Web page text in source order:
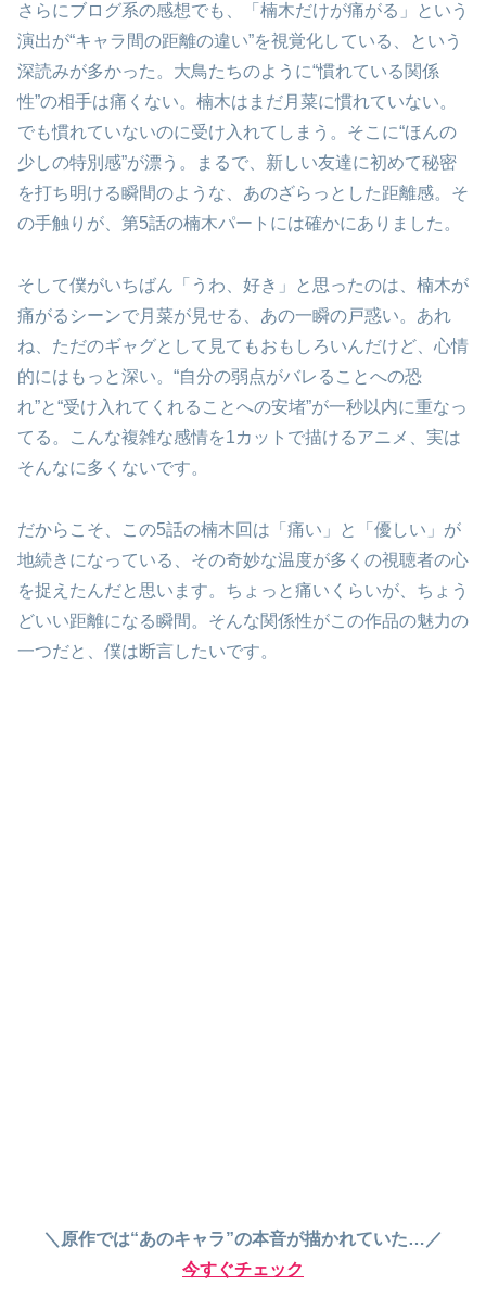
さらにブログ系の感想でも、「楠木だけが痛がる」という
演出が“キャラ間の距離の違い”を視覚化している、という
深読みが多かった。大鳥たちのように“慣れている関係
性”の相手は痛くない。楠木はまだ月菜に慣れていない。
でも慣れていないのに受け入れてしまう。そこに“ほんの
少しの特別感”が漂う。まるで、新しい友達に初めて秘密
を打ち明ける瞬間のような、あのざらっとした距離感。そ
の手触りが、第5話の楠木パートには確かにありました。
そして僕がいちばん「うわ、好き」と思ったのは、楠木が
痛がるシーンで月菜が見せる、あの一瞬の戸惑い。あれ
ね、ただのギャグとして見てもおもしろいんだけど、心情
的にはもっと深い。“自分の弱点がバレることへの恐
れ”と“受け入れてくれることへの安堵”が一秒以内に重なっ
てる。こんな複雑な感情を1カットで描けるアニメ、実は
そんなに多くないです。
だからこそ、この5話の楠木回は「痛い」と「優しい」が
地続きになっている、その奇妙な温度が多くの視聴者の心
を捉えたんだと思います。ちょっと痛いくらいが、ちょう
どいい距離になる瞬間。そんな関係性がこの作品の魅力の
一つだと、僕は断言したいです。
＼原作では“あのキャラ”の本音が描かれていた…／
今すぐチェック